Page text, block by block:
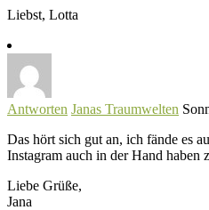
Liebst, Lotta
Antworten Janas Traumwelten
Das hört sich gut an, ich fände es
Instagram auch in der Hand haben
Liebe Grüße,
Jana